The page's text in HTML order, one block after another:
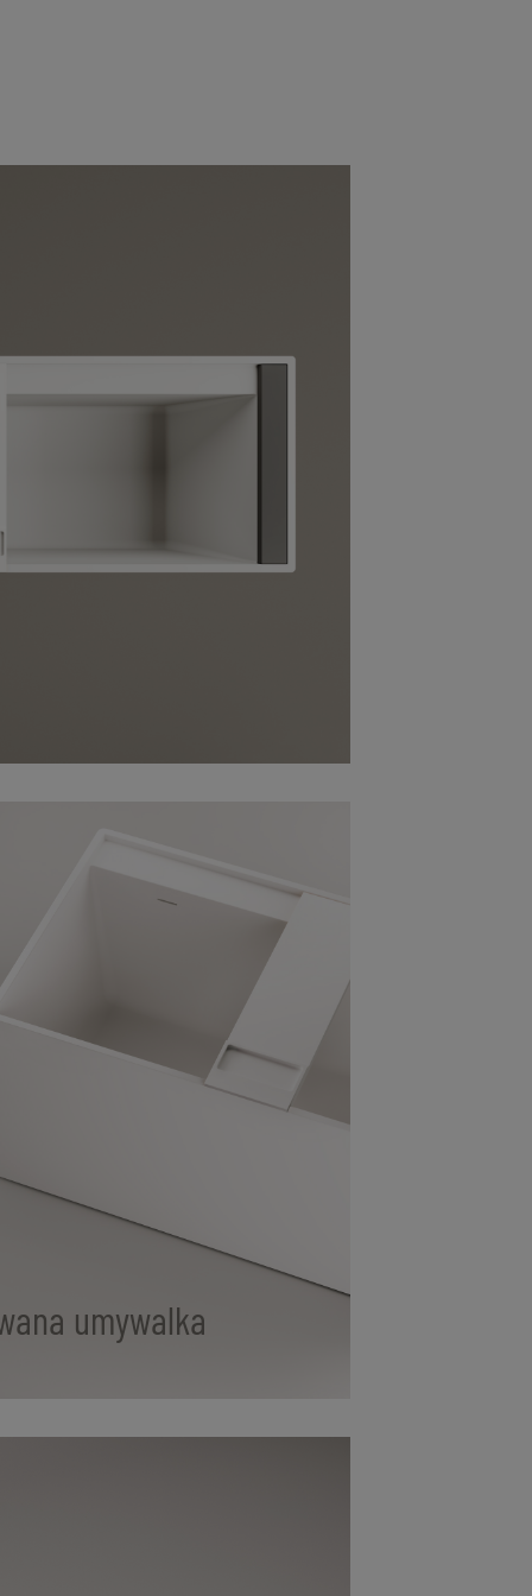
umywalka